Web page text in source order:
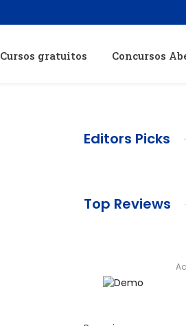
Cursos gratuitos Concursos
Editors Picks
Top Reviews